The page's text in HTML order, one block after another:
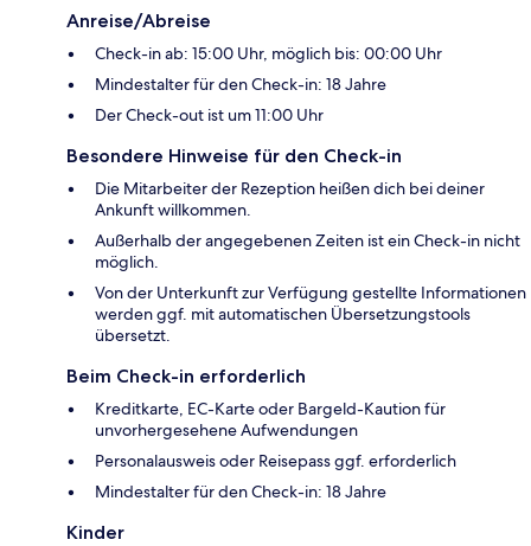
Anreise/Abreise
Check-in ab: 15:00 Uhr, möglich bis: 00:00 Uhr
Mindestalter für den Check-in: 18 Jahre
Der Check-out ist um 11:00 Uhr
Besondere Hinweise für den Check-in
Die Mitarbeiter der Rezeption heißen dich bei deiner
Ankunft willkommen.
Außerhalb der angegebenen Zeiten ist ein Check-in nicht
möglich.
Von der Unterkunft zur Verfügung gestellte Informationen
werden ggf. mit automatischen Übersetzungstools
übersetzt.
Beim Check-in erforderlich
Kreditkarte, EC-Karte oder Bargeld-Kaution für
unvorhergesehene Aufwendungen
Personalausweis oder Reisepass ggf. erforderlich
Mindestalter für den Check-in: 18 Jahre
Kinder